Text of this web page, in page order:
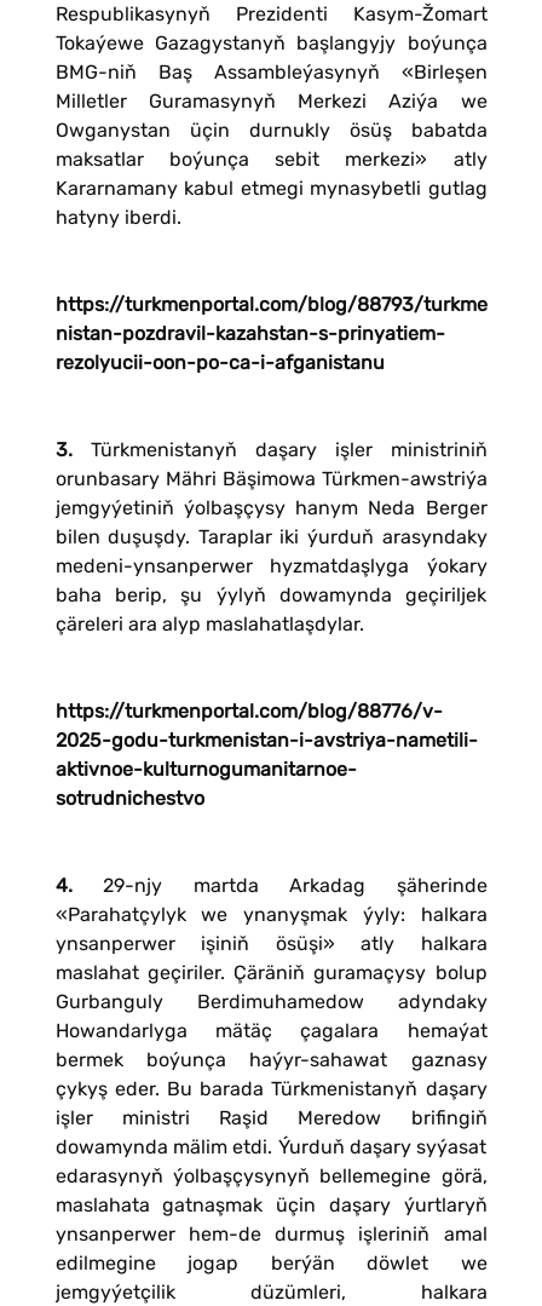
Respublikasynyň Prezidenti Kasym-Žomart
Tokaýewe Gazagystanyň başlangyjy boýunça
BMG-niň Baş Assambleýasynyň «Birleşen
Milletler Guramasynyň Merkezi Aziýa we
Owganystan üçin durnukly ösüş babatda
maksatlar boýunça sebit merkezi» atly
Kararnamany kabul etmegi mynasybetli gutlag
hatyny iberdi.
https://turkmenportal.com/blog/88793/turkme
nistan-pozdravil-kazahstan-s-prinyatiem-
rezolyucii-oon-po-ca-i-afganistanu
3. Türkmenistanyň daşary işler ministriniň
orunbasary Mähri Bäşimowa Türkmen-awstriýa
jemgyýetiniň ýolbaşçysy hanym Neda Berger
bilen duşuşdy. Taraplar iki ýurduň arasyndaky
medeni-ynsanperwer hyzmatdaşlyga ýokary
baha berip, şu ýylyň dowamynda geçiriljek
çäreleri ara alyp maslahatlaşdylar.
https://turkmenportal.com/blog/88776/v-
2025-godu-turkmenistan-i-avstriya-nametili-
aktivnoe-kulturnogumanitarnoe-
sotrudnichestvo
4. 29-njy martda Arkadag şäherinde
«Parahatçylyk we ynanyşmak ýyly: halkara
ynsanperwer işiniň ösüşi» atly halkara
maslahat geçiriler. Çäräniň guramaçysy bolup
Gurbanguly Berdimuhamedow adyndaky
Howandarlyga mätäç çagalara hemaýat
bermek boýunça haýyr-sahawat gaznasy
çykyş eder. Bu barada Türkmenistanyň daşary
işler ministri Raşid Meredow brifingiň
dowamynda mälim etdi. Ýurduň daşary syýasat
edarasynyň ýolbaşçysynyň bellemegine görä,
maslahata gatnaşmak üçin daşary ýurtlaryň
ynsanperwer hem-de durmuş işleriniň amal
edilmegine jogap berýän döwlet we
jemgyýetçilik düzümleri, halkara